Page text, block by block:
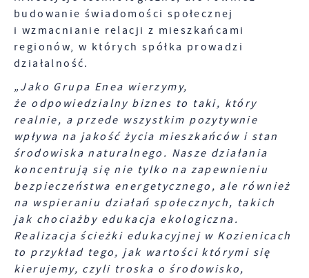
budowanie świadomości społecznej
i wzmacnianie relacji z mieszkańcami
regionów, w których spółka prowadzi
działalność.
„Jako Grupa Enea wierzymy,
że odpowiedzialny biznes to taki, który
realnie, a przede wszystkim pozytywnie
wpływa na jakość życia mieszkańców i stan
środowiska naturalnego. Nasze działania
koncentrują się nie tylko na zapewnieniu
bezpieczeństwa energetycznego, ale również
na wspieraniu działań społecznych, takich
jak chociażby edukacja ekologiczna.
Realizacja ścieżki edukacyjnej w Kozienicach
to przykład tego, jak wartości którymi się
kierujemy, czyli troska o środowisko,